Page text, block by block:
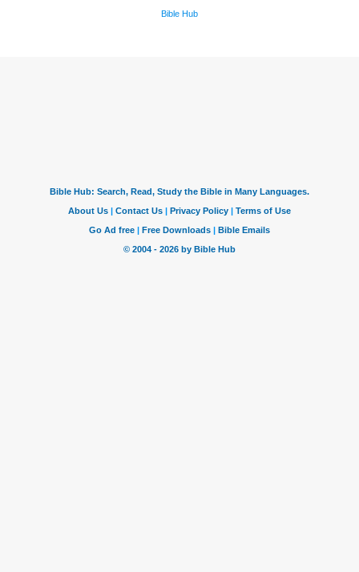
Bible Hub